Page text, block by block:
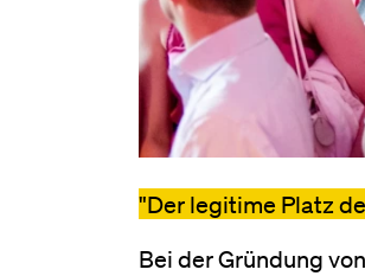
"Der legitime Platz
Bei der Gründung